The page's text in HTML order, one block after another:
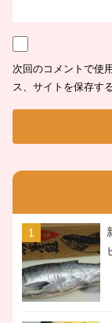
次回のコメントで使
ス、サイトを保存する